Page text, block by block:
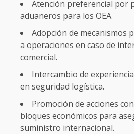
Atención preferencial por
aduaneros para los OEA.
Adopción de mecanismos
a operaciones en caso de
comercial.
Intercambio de
en seguridad logística.
Promoción de acciones
bloques económicos para
suministro internacional.